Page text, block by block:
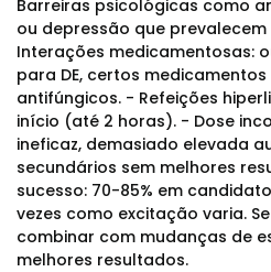
Barreiras psicológicas como
ou depressão que
Interações medicamentosas:
para DE, certos
antifúngicos. - Refeições
início (até 2 horas). - Dose
ineficaz, demasiado elevada
secundários sem melhores
sucesso: 70-85% em
vezes como excitação varia.
combinar com mudanças de
melhores resultados.